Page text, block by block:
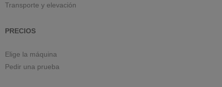
Transporte y elevación
PRECIOS
Elige la máquina
Pedir una prueba